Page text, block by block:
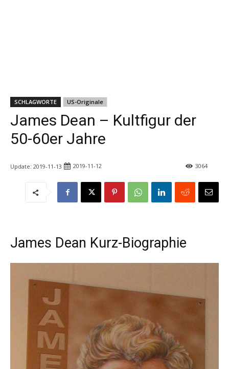
SCHLAGWORTE US-Originale
James Dean – Kultfigur der
50-60er Jahre
Update: 2019-11-13 2019-11-12 3064
James Dean Kurz-Biographie